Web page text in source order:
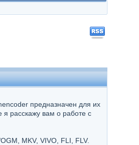
предназначен для их
я расскажу вам о работе с
MKV, VIVO, FLI, FLV.